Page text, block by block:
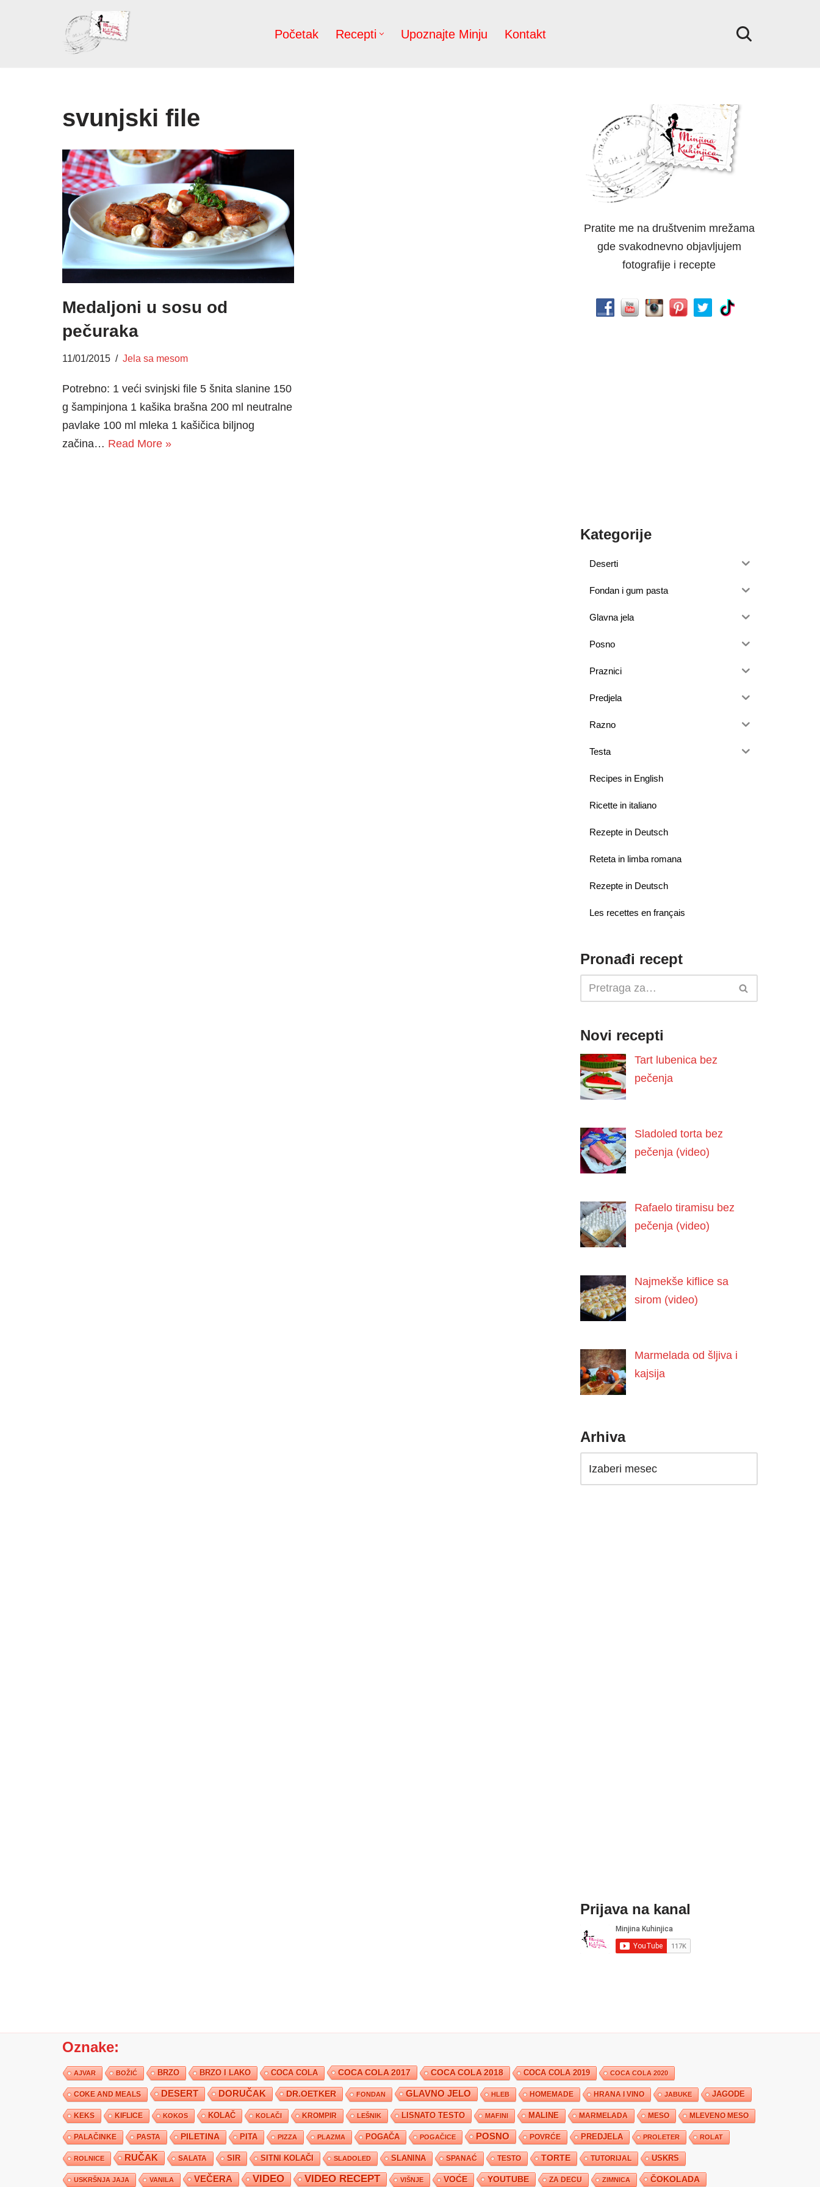
Početak Recepti Upoznajte Minju Kontakt
svunjski file
Medaljoni u sosu od
pečuraka
11/01/2015 Jela sa mesom
Potrebno: 1 veći svinjski file 5 šnita slanine 150
g šampinjona 1 kašika brašna 200 ml neutralne
pavlake 100 ml mleka 1 kašičica biljnog
začina… Read More »
Pratite me na društvenim mrežama
gde svakodnevno objavljujem
fotografije i recepte
Kategorije
Deserti
Fondan i gum pasta
Glavna jela
Posno
Praznici
Predjela
Razno
Testa
Recipes in English
Ricette in italiano
Rezepte in Deutsch
Reteta in limba romana
Rezepte in Deutsch
Les recettes en français
Pronađi recept
Novi recepti
Tart lubenica bez
pečenja
Sladoled torta bez
pečenja (video)
Rafaelo tiramisu bez
pečenja (video)
Najmekše kiflice sa
sirom (video)
Marmelada od šljiva i
kajsija
Arhiva
Prijava na kanal
Oznake:
AJVAR BOŽIĆ BRZO BRZO I LAKO COCA COLA COCA COLA 2017 COCA COLA 2018 COCA COLA 2019 COCA COLA 2020
COKE AND MEALS DESERT DORUČAK DR.OETKER FONDAN GLAVNO JELO HLEB HOMEMADE HRANA I VINO JABUKE JAGODE
KEKS KIFLICE KOKOS KOLAČ KOLAČI KROMPIR LEŠNIK LISNATO TESTO MAFINI MALINE MARMELADA MESO MLEVENO MESO
PALAČINKE PASTA PILETINA PITA PIZZA PLAZMA POGAČA POGAČICE POSNO POVRĆE PREDJELA PROLETER ROLAT
ROLNICE RUČAK SALATA SIR SITNI KOLAČI SLADOLED SLANINA SPANAĆ TESTO TORTE TUTORIJAL USKRS
USKRŠNJA JAJA VANILA VEČERA VIDEO VIDEO RECEPT VIŠNJE VOĆE YOUTUBE ZA DECU ZIMNICA ČOKOLADA